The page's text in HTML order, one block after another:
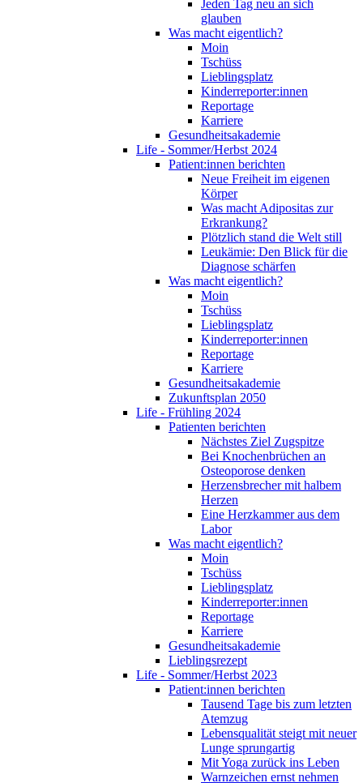
Jeden Tag neu an sich
glauben
Was macht eigentlich?
Moin
Tschüss
Lieblingsplatz
Kinderreporter:innen
Reportage
Karriere
Gesundheitsakademie
Life - Sommer/Herbst 2024
Patient:innen berichten
Neue Freiheit im eigenen
Körper
Was macht Adipositas zur
Erkrankung?
Plötzlich stand die Welt still
Leukämie: Den Blick für die
Diagnose schärfen
Was macht eigentlich?
Moin
Tschüss
Lieblingsplatz
Kinderreporter:innen
Reportage
Karriere
Gesundheitsakademie
Zukunftsplan 2050
Life - Frühling 2024
Patienten berichten
Nächstes Ziel Zugspitze
Bei Knochenbrüchen an
Osteoporose denken
Herzensbrecher mit halbem
Herzen
Eine Herzkammer aus dem
Labor
Was macht eigentlich?
Moin
Tschüss
Lieblingsplatz
Kinderreporter:innen
Reportage
Karriere
Gesundheitsakademie
Lieblingsrezept
Life - Sommer/Herbst 2023
Patient:innen berichten
Tausend Tage bis zum letzten
Atemzug
Lebensqualität steigt mit neuer
Lunge sprungartig
Mit Yoga zurück ins Leben
Warnzeichen ernst nehmen